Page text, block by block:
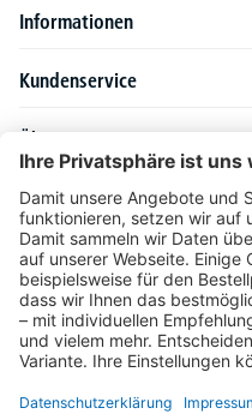
Informationen
Kundenservice
Über DELTA-V
Produktsortiment
Ratgeber
Folgen